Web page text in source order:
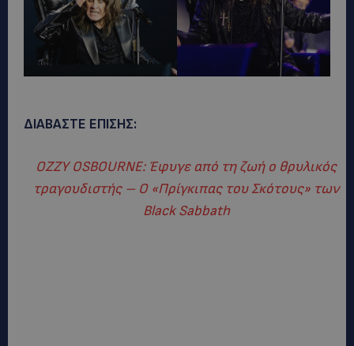
ΔΙΑΒΑΣΤΕ ΕΠΙΣΗΣ:
OZZY OSBOURNE: Έφυγε από τη ζωή ο θρυλικός
τραγουδιστής – Ο «Πρίγκιπας του Σκότους» των
Black Sabbath